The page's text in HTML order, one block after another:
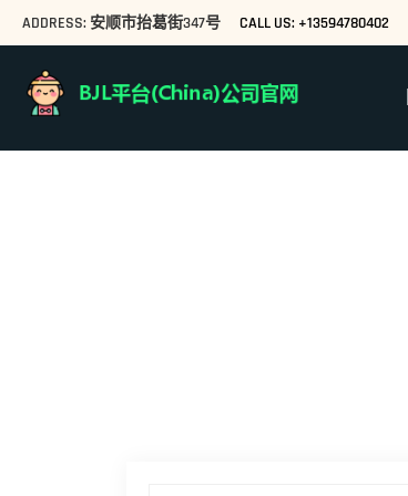
ADDRESS: 安顺市抬葛街347号 CALL US: +13594780402